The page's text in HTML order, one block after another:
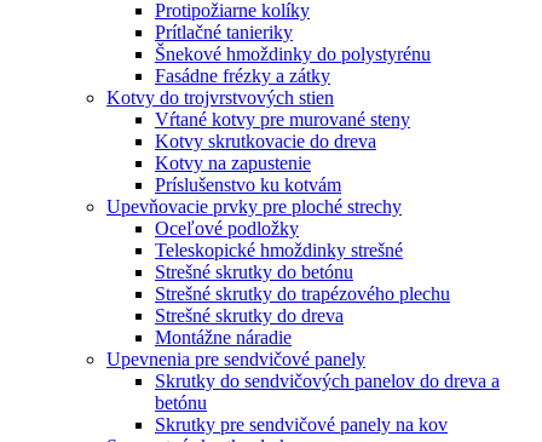
Protipožiarne kolíky
Prítlačné tanieriky
Šnekové hmoždinky do polystyrénu
Fasádne frézky a zátky
Kotvy do trojvrstvových stien
Vŕtané kotvy pre murované steny
Kotvy skrutkovacie do dreva
Kotvy na zapustenie
Príslušenstvo ku kotvám
Upevňovacie prvky pre ploché strechy
Oceľové podložky
Teleskopické hmoždinky strešné
Strešné skrutky do betónu
Strešné skrutky do trapézového plechu
Strešné skrutky do dreva
Montážne náradie
Upevnenia pre sendvičové panely
Skrutky do sendvičových panelov do dreva a
betónu
Skrutky pre sendvičové panely na kov